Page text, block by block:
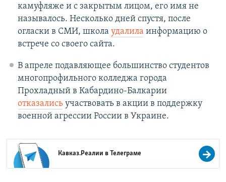
камуфляже и с закрытым лицом, его имя не
называлось. Несколько дней спустя, после
огласки в СМИ, школа удалила информацию о
встрече со своего сайта.
В апреле подавляющее большинство студентов
многопрофильного колледжа города
Прохладный в Кабардино-Балкарии
отказалисьучаствовать в акции в поддержку
военной агрессии России в Украине.
Кавказ.Реалии вТелеграме